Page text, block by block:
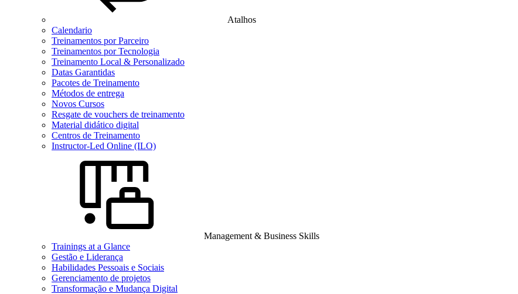
Atalhos
Calendario
Treinamentos por Parceiro
Treinamentos por Tecnologia
Treinamento Local & Personalizado
Datas Garantidas
Pacotes de Treinamento
Métodos de entrega
Novos Cursos
Resgate de vouchers de treinamento
Material didático digital
Centros de Treinamento
Instructor-Led Online (ILO)
Management & Business Skills
Trainings at a Glance
Gestão e Liderança
Habilidades Pessoais e Sociais
Gerenciamento de projetos
Transformação e Mudança Digital